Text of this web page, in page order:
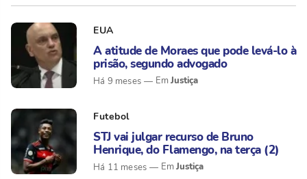
EUA
A atitude de Moraes que pode levá-lo à
prisão, segundo advogado
Há 9 meses Justiça
Futebol
STJ vai julgar recurso de Bruno
Henrique, do Flamengo, na terça (2)
Há 11 meses Justiça